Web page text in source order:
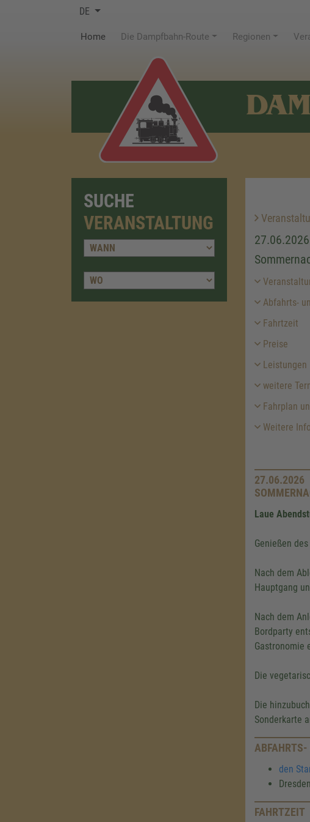
DE
Home(current)Die Dampfbahn-Route Regionen
SUCHE
VERANSTALTUNG
27.06.2026
Abfahrts-
Fahrtzeit
Preise
Leistungen
weitere
Fahrplan
Weitere
27.06.2026
Laue
Genießen
Nach dem
Hauptgang
Nach dem
Bordparty
Gastronomie
Die
Die
Sonderkarte
den
FAHRTZEIT